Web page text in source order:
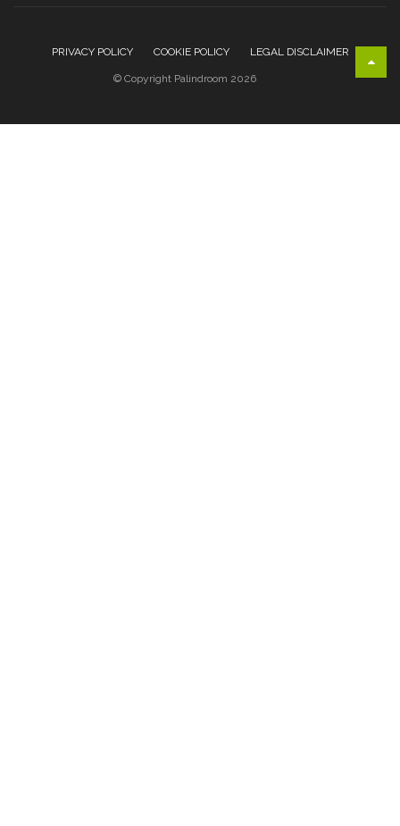
PRIVACY POLICY COOKIE POLICY LEGAL DISCLAIMER
© Copyright Palindroom 2026